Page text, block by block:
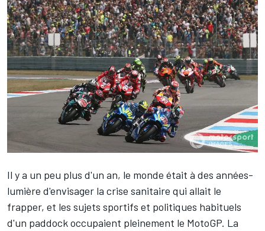
Il y a un peu plus d'un an, le monde était à des années-
lumière d'envisager la crise sanitaire qui allait le
frapper, et les sujets sportifs et politiques habituels
d'un paddock occupaient pleinement le MotoGP. La